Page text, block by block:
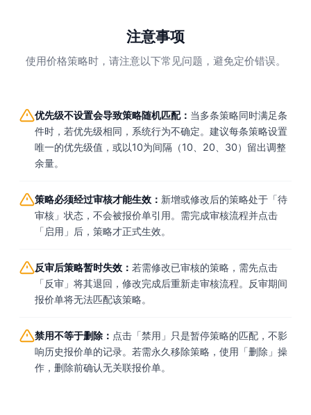
注意事项
使用价格策略时，请注意以下常见问题，避免定价错误。
优先级不设置会导致策略随机匹配： 当多条策略同时满足条
件时，若优先级相同，系统行为不确定。建议每条策略设置
唯一的优先级值，或以10为间隔（10、20、30）留出调整
余量。
策略必须经过审核才能生效： 新增或修改后的策略处于「待
审核」状态，不会被报价单引用。需完成审核流程并点击
「启用」后，策略才正式生效。
反审后策略暂时失效： 若需修改已审核的策略，需先点击
「反审」将其退回，修改完成后重新走审核流程。反审期间
报价单将无法匹配该策略。
禁用不等于删除： 点击「禁用」只是暂停策略的匹配，不影
响历史报价单的记录。若需永久移除策略，使用「删除」操
作，删除前确认无关联报价单。